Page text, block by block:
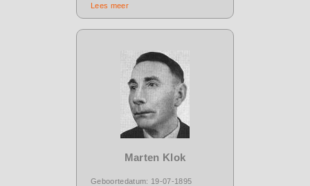
Lees meer
Marten Klok
Geboortedatum: 19-07-1895